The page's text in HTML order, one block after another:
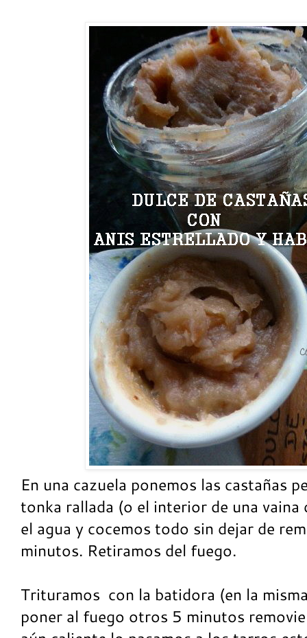
En una cazuela ponemos las castañas
tonka rallada (o el interior de una vaina
el agua y cocemos todo sin dejar de
minutos. Retiramos del fuego.
Trituramos con la batidora (en la
poner al fuego otros 5 minutos